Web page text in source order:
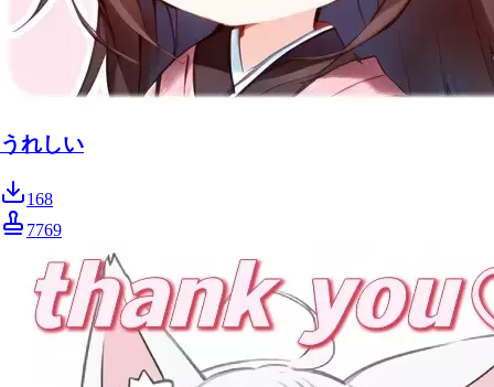
うれしい
168
7769